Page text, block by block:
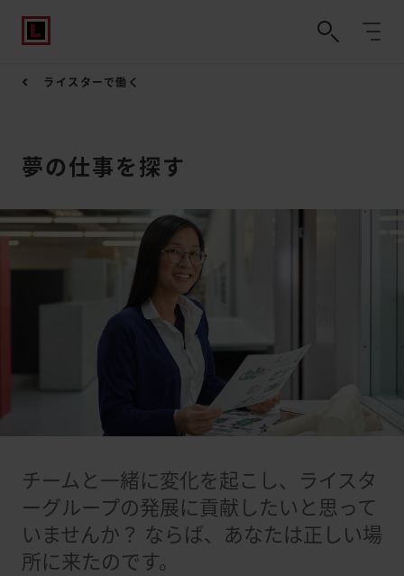
ライスターで働く
夢の仕事を探す
チームと一緒に変化を起こし、ライスタ
ーグループの発展に貢献したいと思って
いませんか？ ならば、あなたは正しい場
所に来たのです。